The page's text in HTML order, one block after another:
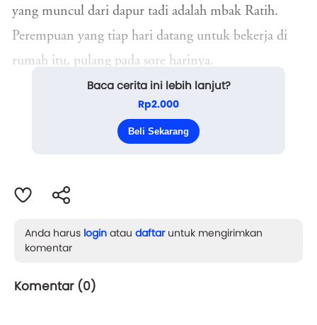
yang muncul dari dapur tadi adalah mbak Ratih.
Perempuan yang tiap hari datang untuk bekerja di
rumah itu, pulang pada sore harinya.
Gadis remaja itu menekan handle pintu
kebawah dan mendorongnya kedalam. Melepas
Baca cerita ini lebih lanjut?
Rp2.000
Beli Sekarang
Anda harus login atau daftaruntuk mengirimkan
komentar
Komentar (0)